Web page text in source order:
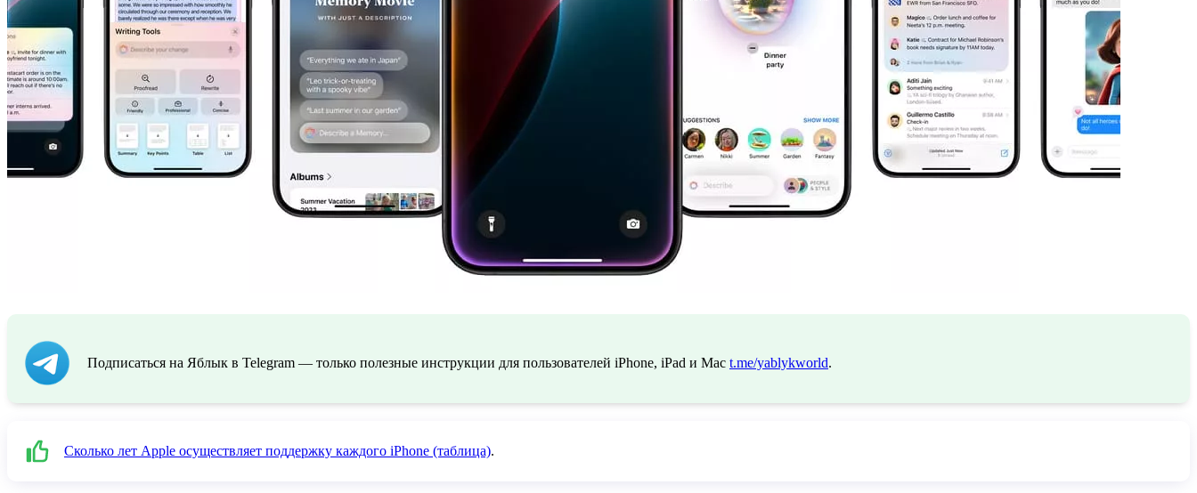
Подписаться на Яблык в Telegram — только полезные инструкции для пользователей iPhone, iPad и Mac t.me/yablykworld.
Сколько лет Apple осуществляет поддержку каждого iPhone (таблица).